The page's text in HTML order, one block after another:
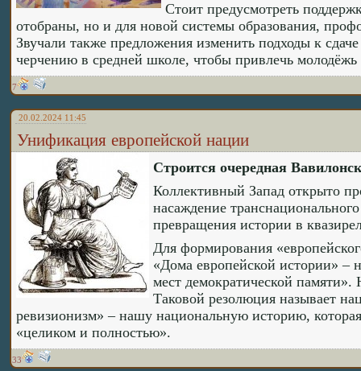
Стоит предусмотреть
отобраны, но и для новой системы образования,
Звучали также предложения изменить подходы к
черчению в средней школе, чтобы привлечь
7
20.02.2024 11:45
Унификация европейской нации
Строится очередная
Коллективный Запад открыто
насаждение
превращения истории в
Для формирования
«Дома европейской истории» –
мест демократической
Таковой резолюция называет
ревизионизм» – нашу национальную историю,
«целиком и полностью».
33